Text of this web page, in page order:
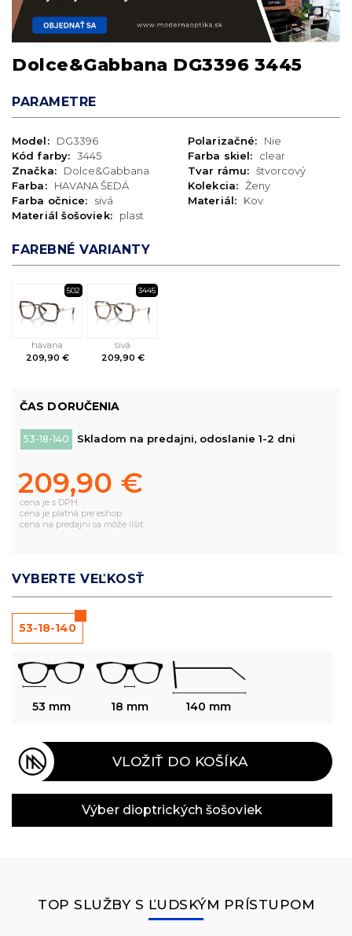
Dolce&Gabbana DG3396 3445
PARAMETRE
Model:
DG3396
Kód farby: 3445
Značka:
Dolce&Gabbana
Farba:
HAVANA ŠEDÁ
Farba očnice:
sivá
Materiál šošoviek:
plast
Polarizačné:
Nie
Farba skiel:
clear
Tvar rámu: štvorcový
Kolekcia: Ženy
Materiál:
Kov
FAREBNÉ VARIANTY
502
havana
209,90 €
3445
sivá
209,90 €
ČAS DORUČENIA
53-18-140 Skladom na predajni, odoslanie 1-2 dni
209,90 €
cena je s DPH
cena je platná pre eshop
cena na predajni sa môže líšiť
VYBERTE VEĽKOSŤ
53-18-140
53 mm 18 mm 140 mm
VLOŽIŤ DO KOŠÍKA
Výber dioptrických šošoviek
TOP SLUŽBY S ĽUDSKÝM PRÍSTUPOM